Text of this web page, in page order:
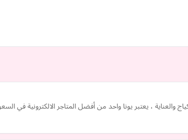
والعناية ، يعتبر يونا واحد من أفضل المتاجر